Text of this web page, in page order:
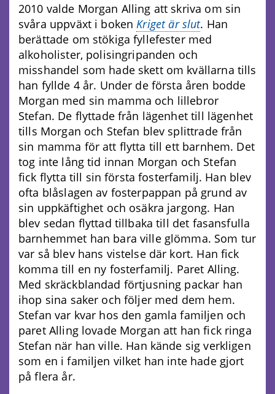
2010 valde Morgan Alling att skriva om sin
svåra uppväxt i bokenKriget är slut. Han
berättade om stökiga fyllefester med
alkoholister, polisingripanden och
misshandel som hade skett om kvällarna tills
han fyllde 4 år. Under de första åren bodde
Morgan med sin mamma och lillebror
Stefan. De flyttade från lägenhet till lägenhet
tills Morgan och Stefan blev splittrade från
sin mamma för att flytta till ett barnhem. Det
tog inte lång tid innan Morgan och Stefan
fick flytta till sin första fosterfamilj. Han blev
ofta blåslagen av fosterpappan på grund av
sin uppkäftighet och osäkra jargong. Han
blev sedan flyttad tillbaka till det fasansfulla
barnhemmet han bara ville glömma. Som tur
var så blev hans vistelse där kort. Han fick
komma till en ny fosterfamilj. Paret Alling.
Med skräckblandad förtjusning packar han
ihop sina saker och följer med dem hem.
Stefan var kvar hos den gamla familjen och
paret Alling lovade Morgan att han fick ringa
Stefan när han ville. Han kände sig verkligen
som en i familjen vilket han inte hade gjort
på flera år.